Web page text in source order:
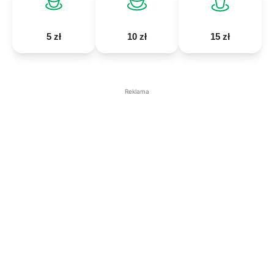
5 zł 10 zł 15 zł
Reklama